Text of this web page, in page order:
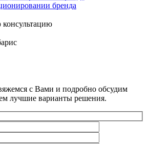
бренда
с Вами и подробно обсудим
лучшие варианты решения.